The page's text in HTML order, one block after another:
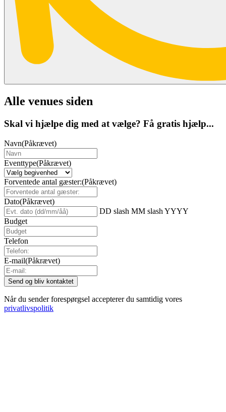
Alle venues siden
Skal vi hjælpe dig med at vælge? Få gratis hjælp...
Navn(Påkrævet)
Eventtype(Påkrævet)
Forventede antal gæster:(Påkrævet)
Dato(Påkrævet)
DD slash MM slash YYYY
Budget
Telefon
E-mail(Påkrævet)
Når du sender forespørgsel accepterer du samtidig vores
privatlivspolitik